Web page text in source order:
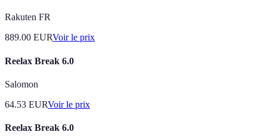
Rakuten FR
889.00 EURVoir le prix
Reelax Break 6.0
Salomon
64.53 EURVoir le prix
Reelax Break 6.0